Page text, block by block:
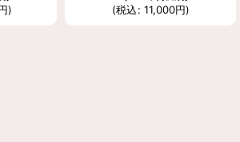
)
(税込: 11,000円)